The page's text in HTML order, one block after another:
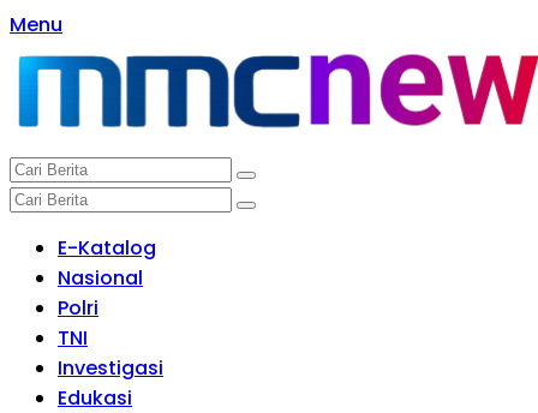
Langsung
ke
konten
Menu
E-Katalog
Nasional
Polri
TNI
Investigasi
Edukasi